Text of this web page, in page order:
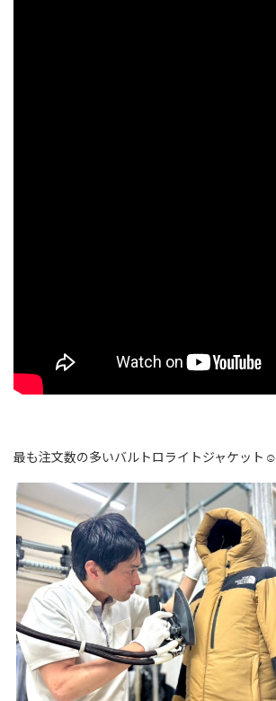
最も注文数の多いバルトロライトジャケット☺